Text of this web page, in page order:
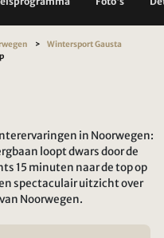
Wintersport Gausta
in Noorwegen:
loopt dwars door de
15 minuten naar de top op
spectaculair uitzicht over
Noorwegen.